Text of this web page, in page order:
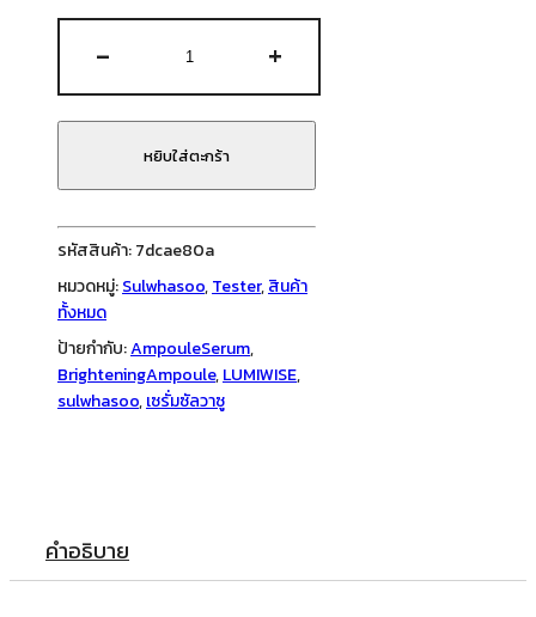
-
Sulwhasoo
LUMIWISE
Brightening
Ampoule
Serum
ml
+
หยิบใส่ตะกร้า
รหัสสินค้า:7dcae80a
หมวดหมู่:Sulwhasoo,Tester,สินค้า
ทั้งหมด
ป้ายกำกับ:AmpouleSerum,
BrighteningAmpoule,LUMIWISE,
sulwhasoo,เซรั่มซัลวาซู
คำอธิบาย